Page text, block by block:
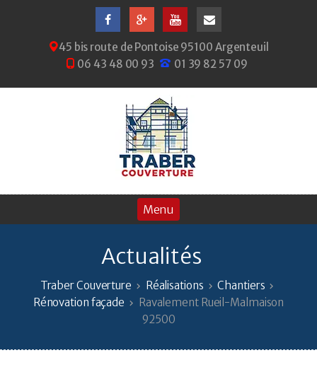
45 bis route de Pontoise 95100 Argenteuil
06 43 48 00 93
01 39 82 57 09
Actualités
Traber Couverture Réalisations
Chantiers
Rénovation façade
Ravalement Rueil-Malmaison
92500